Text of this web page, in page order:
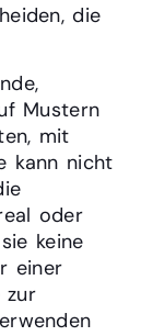
die
Mustern
mit
kann nicht
oder
keine
einer
zur